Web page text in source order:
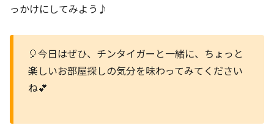
っかけにしてみよう♪
🎈今日はぜひ、チンタイガーと一緒に、ちょっと
楽しいお部屋探しの気分を味わってみてください
ね💕